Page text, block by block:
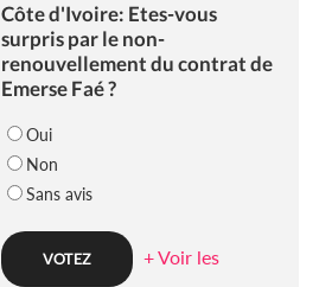
Côte d'Ivoire: Etes-vous
surpris par le non-
renouvellement du contrat de
Emerse Faé ?
Oui
Non
Sans avis
+ Voir les